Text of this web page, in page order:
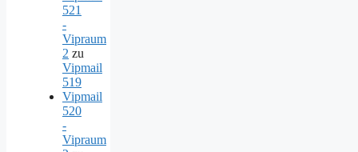
521
-
Vipraum
2 zu
Vipmail
519
Vipmail
520
-
Vipraum